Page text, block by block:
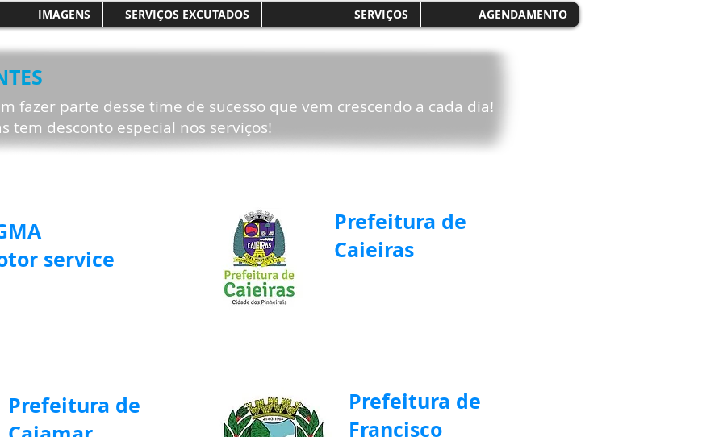
IMAGENS SERVIÇOS EXCUTADOS SERVIÇOS AGENDAMENTO
fazer parte desse time de sucesso que vem crescendo a cada dia!
tem desconto especial nos serviços!
service
Prefeitura de
Caieiras
Prefeitura de
Prefeitura de
Francisco